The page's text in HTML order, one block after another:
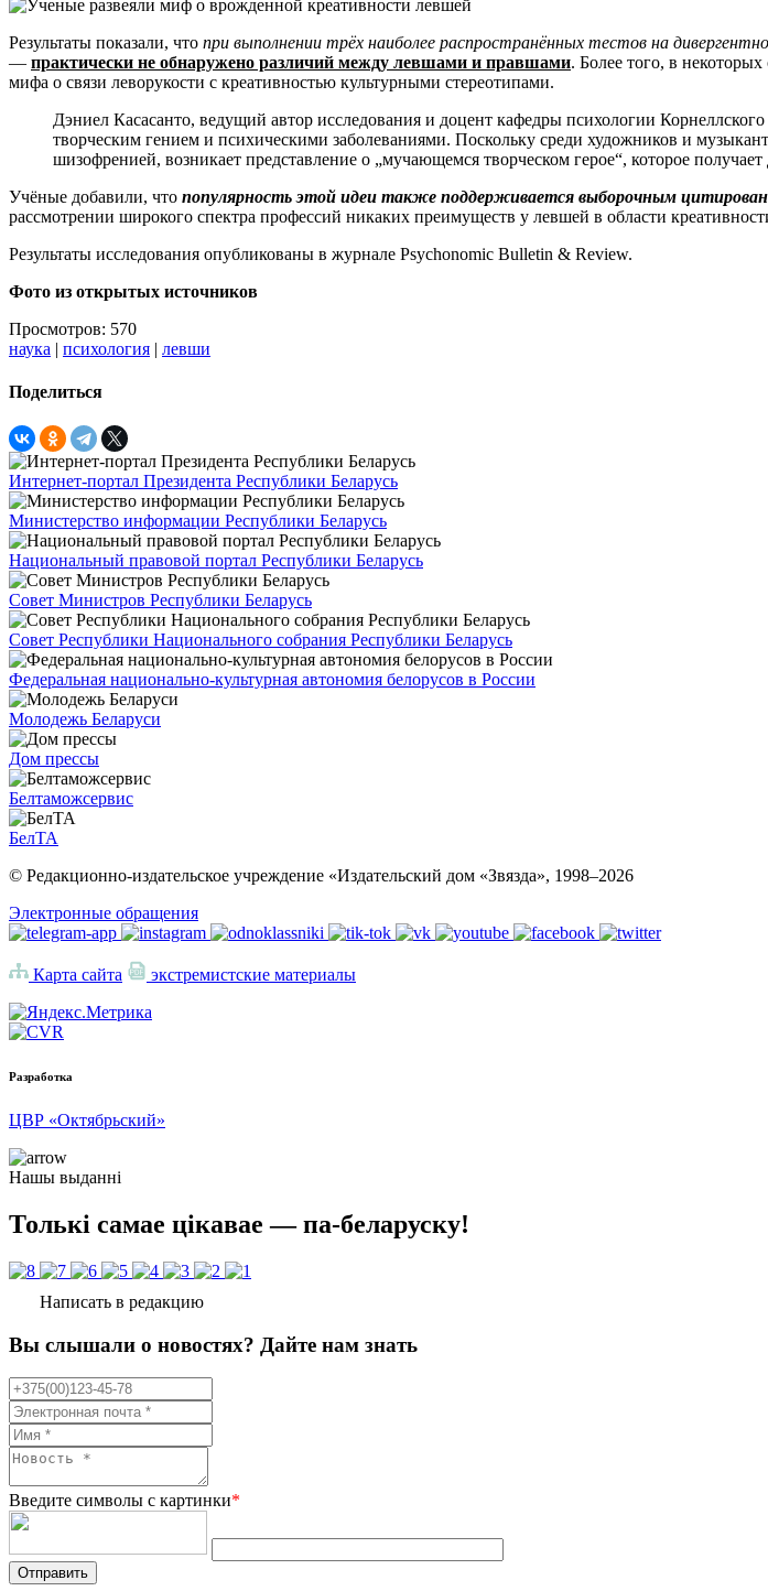
Результаты показали, что при выполнении трёх наиболее распространённых тестов на
— практически не обнаружено различий между левшами и правшами. Более того, в
мифа о связи леворукости с креативностью культурными стереотипами.
Дэниел Касасанто, ведущий автор исследования и доцент кафедры психологии
творческим гением и психическими заболеваниями. Поскольку среди художников и
шизофренией, возникает представление о „мучающемся творческом герое“, которое
Учёные добавили, что популярность этой идеи также поддерживается выборочным
рассмотрении широкого спектра профессий никаких преимуществ у левшей в области
Результаты исследования опубликованы в журнале Psychonomic Bulletin & Review.
Фото из открытых источников
Просмотров: 570
наука | психология | левши
Поделиться
Интернет-портал Президента Республики Беларусь
Министерство информации Республики Беларусь
Национальный правовой портал Республики Беларусь
Совет Министров Республики Беларусь
Совет Республики Национального собрания Республики Беларусь
Федеральная национально-культурная автономия белорусов в России
Молодежь Беларуси
Дом прессы
Белтаможсервис
БелТА
© Редакционно-издательское учреждение «Издательский дом «Звязда», 1998–2026
Электронные обращения
Карта сайта экстремистские материалы
Разработка
ЦВР «Октябрьский»
Нашы выданні
Толькі самае цікавае — па-беларуску!
Написать в редакцию
Вы слышали о новостях? Дайте нам знать
Введите символы с картинки*
Отправить